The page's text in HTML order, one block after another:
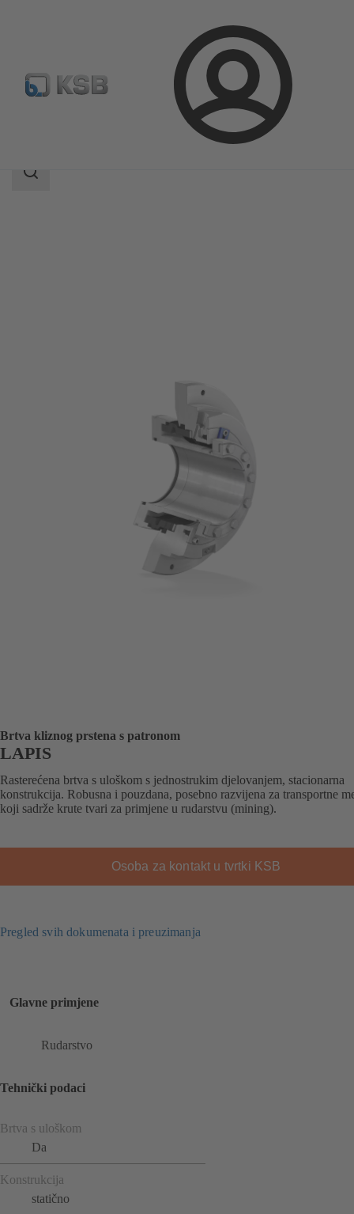
Prijava
Katalog proizvoda LAPIS
Raspon
Brtva kliznog prstena s patronom
LAPIS
Rasterećena brtva s uloškom s jednostrukim djelovanjem, stacionarna
konstrukcija. Robusna i pouzdana, posebno razvijena za transportne
koji sadrže krute tvari za primjene u rudarstvu (mining).
Osoba za kontakt u tvrtki KSB
Pregled svih dokumenata i preuzimanja
Glavne primjene
Rudarstvo
Tehnički podaci
Brtva s uloškom
Da
Konstrukcija
statično